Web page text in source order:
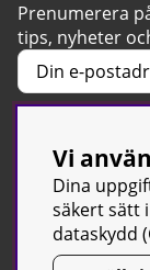
Prenumerera
tips, nyheter
4.6
Vi
Dina
säkert sätt
dataskydd